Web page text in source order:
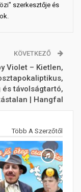
szerkesztője és
KÖVETKEZŐ
Violet – Kietlen,
és távolságtartó,
| Hangfal
Több A Szerzőtől